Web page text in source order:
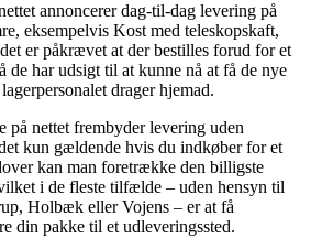
annoncerer dag-til-dag levering på
eksempelvis Kost med teleskopskaft,
er påkrævet at der bestilles forud for et
de har udsigt til at kunne nå at få de nye
drager hjemad.
på nettet frembyder levering uden
kun gældende hvis du indkøber for et
kan man foretrække den billigste
i de fleste tilfælde – uden hensyn til
Holbæk eller Vojens – er at få
din pakke til et udleveringssted.